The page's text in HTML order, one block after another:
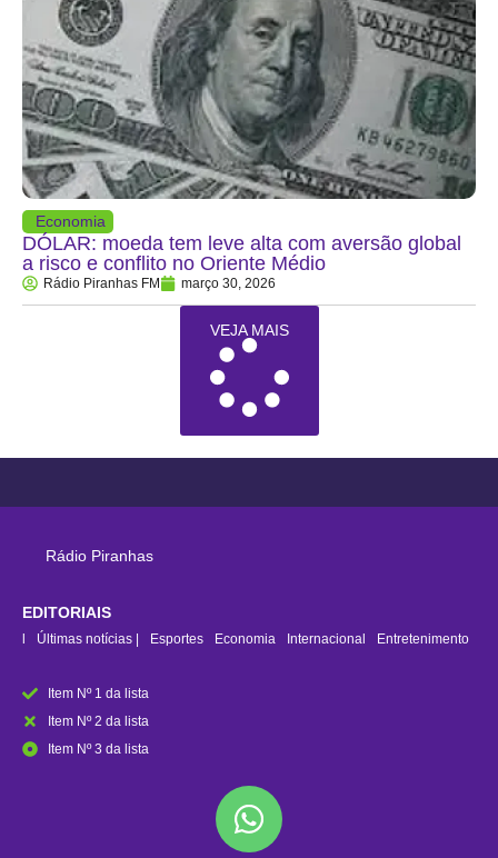
Economia
DÓLAR: moeda tem leve alta com aversão global
a risco e conflito no Oriente Médio
Rádio Piranhas FM março 30, 2026
VEJA MAIS
Rádio Piranhas
EDITORIAIS
Últimas notícias | Esportes Economia Internacional Entretenimento
Item Nº 1 da lista
Item Nº 2 da lista
Item Nº 3 da lista